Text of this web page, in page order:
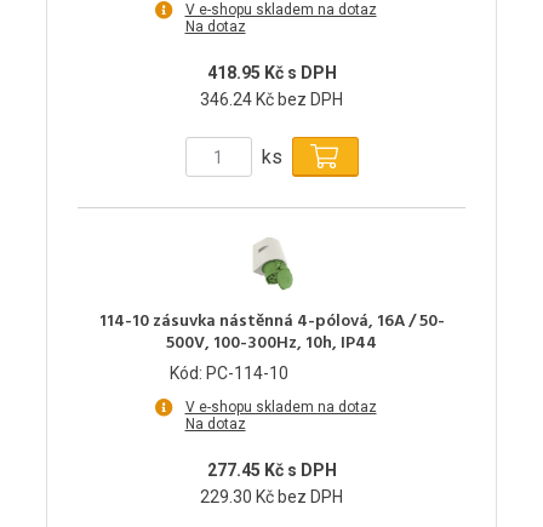
V e-shopu skladem na dotaz
Na dotaz
418.95 Kč s DPH
346.24 Kč bez DPH
ks
114-10 zásuvka nástěnná 4-pólová, 16A / 50-
500V, 100-300Hz, 10h, IP44
Kód: PC-114-10
V e-shopu skladem na dotaz
Na dotaz
277.45 Kč s DPH
229.30 Kč bez DPH